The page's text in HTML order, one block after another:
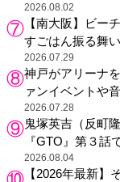
2026.08.02
【南大阪】ビー
すごはん振る舞
ェ」がリニューア
2026.07.29
神戸がアリーナ
ァンイベントや
活性化
2026.07.28
鬼塚英吉（反町
『GTO』第３話
2026.08.04
【2026年最新】